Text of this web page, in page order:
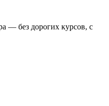
— без дорогих курсов, с